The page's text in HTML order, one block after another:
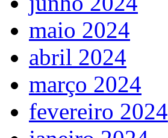
maio 2024
abril 2024
março 2024
fevereiro 2024